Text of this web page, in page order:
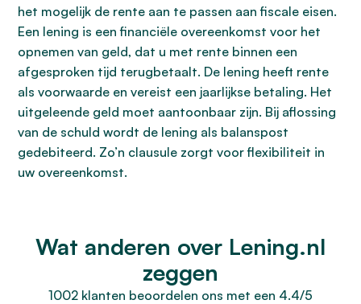
het mogelijk de rente aan te passen aan fiscale eisen.
Een lening is een financiële overeenkomst voor het
opnemen van geld, dat u met rente binnen een
afgesproken tijd terugbetaalt. De lening heeft rente
als voorwaarde en vereist een jaarlijkse betaling. Het
uitgeleende geld moet aantoonbaar zijn. Bij aflossing
van de schuld wordt de lening als balanspost
gedebiteerd. Zo’n clausule zorgt voor flexibiliteit in
uw overeenkomst.
Wat anderen over Lening.nl
zeggen
1002 klanten beoordelen ons met een 4.4/5